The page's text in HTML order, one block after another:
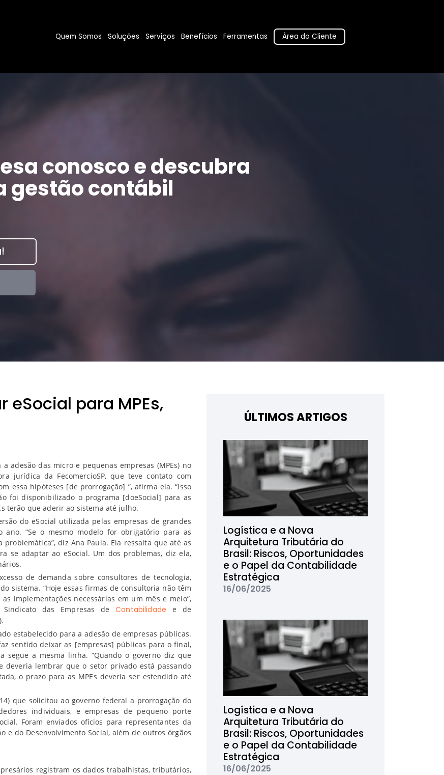
Quem Somos Soluções Serviços Benefícios Ferramentas Área do Cliente
conosco e descubra
gestão contábil
para MPEs,
adesão das micro e pequenas empresas (MPEs) no
jurídica da FecomercioSP, que teve contato com
essa hipóteses [de prorrogação] ”, afirma ela. “Isso
foi disponibilizado o programa [doeSocial] para as
terão que aderir ao sistema até julho.
do eSocial utilizada pelas empresas de grandes
“Se o mesmo modelo for obrigatório para as
diz Ana Paula. Ela ressalta que até as
se adaptar ao eSocial. Um dos problemas, diz ela,
de demanda sobre consultores de tecnologia,
sistema. “Hoje essas firmas de consultoria não têm
implementações necessárias em um mês e meio”,
Sindicato das Empresas deContabilidade e de
estabelecido para a adesão de empresas públicas.
sentido deixar as [empresas] públicas para o final,
segue a mesma linha. “Quando o governo diz que
lembrar que o setor privado está passando
o prazo para as MPEs deveria ser estendido até
que solicitou ao governo federal a prorrogação do
individuais, e empresas de pequeno porte
Foram enviados ofícios para representantes da
e do Desenvolvimento Social, além de outros órgãos
registram os dados trabalhistas, tributários,
ÚLTIMOS ARTIGOS
Logística e a Nova
Arquitetura Tributária do
Brasil: Riscos, Oportunidades
e o Papel da Contabilidade
Estratégica
16/06/2025
Logística e a Nova
Arquitetura Tributária do
Brasil: Riscos, Oportunidades
e o Papel da Contabilidade
Estratégica
16/06/2025